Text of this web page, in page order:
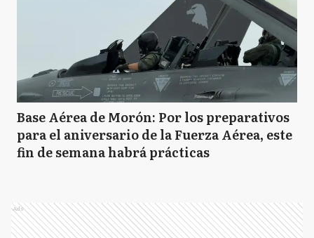
Base Aérea de Morón: Por los preparativos
para el aniversario de la Fuerza Aérea, este
fin de semana habrá prácticas
Ads